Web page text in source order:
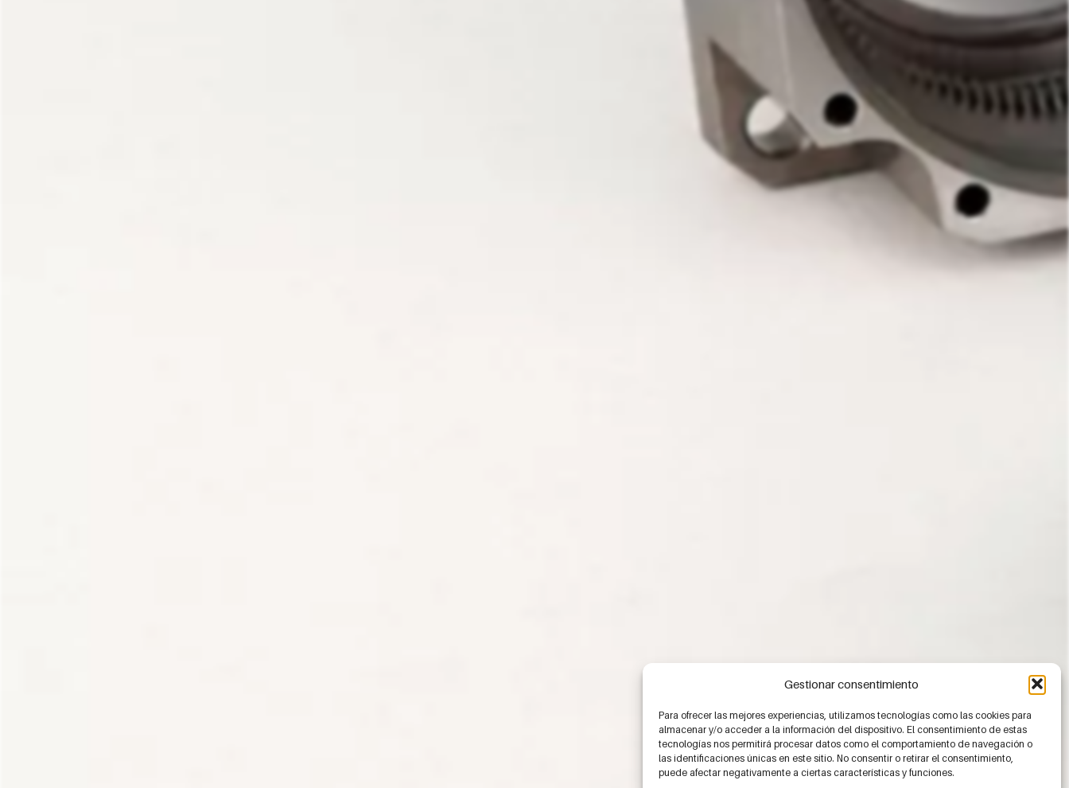
Gestionar consentimiento
Para ofrecer las mejores experiencias, utilizamos tecnologías como las cookies para
almacenar y/o acceder a la información del dispositivo. El consentimiento de estas
tecnologías nos permitirá procesar datos como el comportamiento de navegación o
las identificaciones únicas en este sitio. No consentir o retirar el consentimiento,
puede afectar negativamente a ciertas características y funciones.